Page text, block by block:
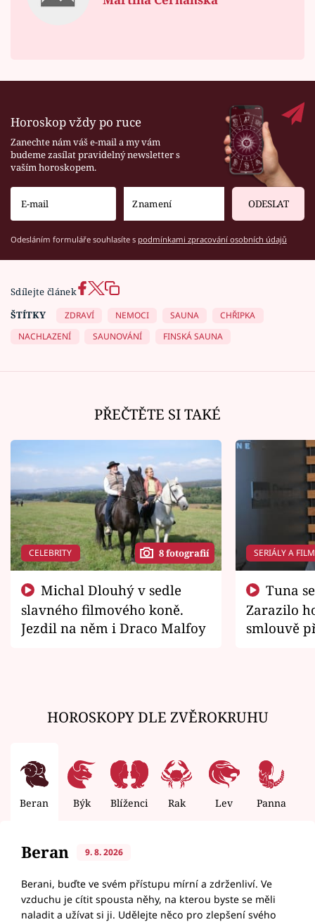
Horoskop vždy po ruce
Zanechte nám váš e-mail a my vám
budeme zasílat pravidelný newsletter s
vaším horoskopem.
ODESLAT
Odesláním formuláře souhlasíte s podmínkami zpracování osobních údajů
Sdílejte článek
ŠTÍTKY
ZDRAVÍ NEMOCI SAUNA
CHŘIPKA
NACHLAZENÍ
SAUNOVÁNÍ FINSKÁ SAUNA
PŘEČTĚTE SI TAKÉ
CELEBRITY 8 fotografií
slavného filmového koně.
Jezdil na něm i Draco Malfoy
SERIÁLY A
Zarazilo
smlouvě
HOROSKOPY DLE ZVĚROKRUHU
Beran Býk Blíženci Rak Lev Panna
Beran 9. 8. 2026
Berani, buďte ve svém přístupu mírní a zdrženliví. Ve
vzduchu je cítit spousta něhy, na kterou byste se měli
naladit a užívat si ji. Udělejte něco pro zlepšení svého